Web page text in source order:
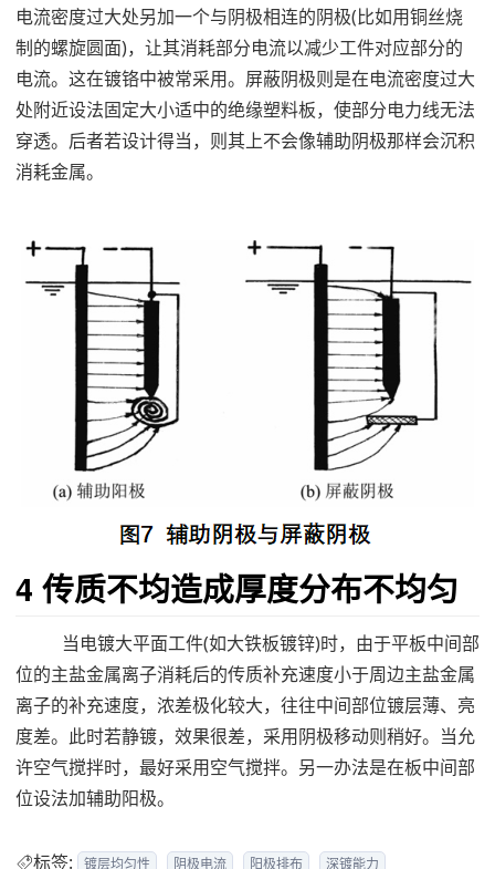
电流密度过大处另加一个与阴极相连的阴极(比如用铜丝烧
制的螺旋圆面)，让其消耗部分电流以减少工件对应部分的
电流。这在镀铬中被常采用。屏蔽阴极则是在电流密度过大
处附近设法固定大小适中的绝缘塑料板，使部分电力线无法
穿透。后者若设计得当，则其上不会像辅助阴极那样会沉积
消耗金属。
4 传质不均造成厚度分布不均匀
当电镀大平面工件(如大铁板镀锌)时，由于平板中间部
位的主盐金属离子消耗后的传质补充速度小于周边主盐金属
离子的补充速度，浓差极化较大，往往中间部位镀层薄、亮
度差。此时若静镀，效果很差，采用阴极移动则稍好。当允
许空气搅拌时，最好采用空气搅拌。另一办法是在板中间部
位设法加辅助阳极。
标签: 镀层均匀性 阴极电流 阳极排布 深镀能力